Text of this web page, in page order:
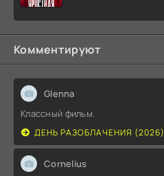
Комментируют
Glenna
Классный фильм.
ДЕНЬ РАЗОБЛАЧЕНИЯ (2026)
Cornelius